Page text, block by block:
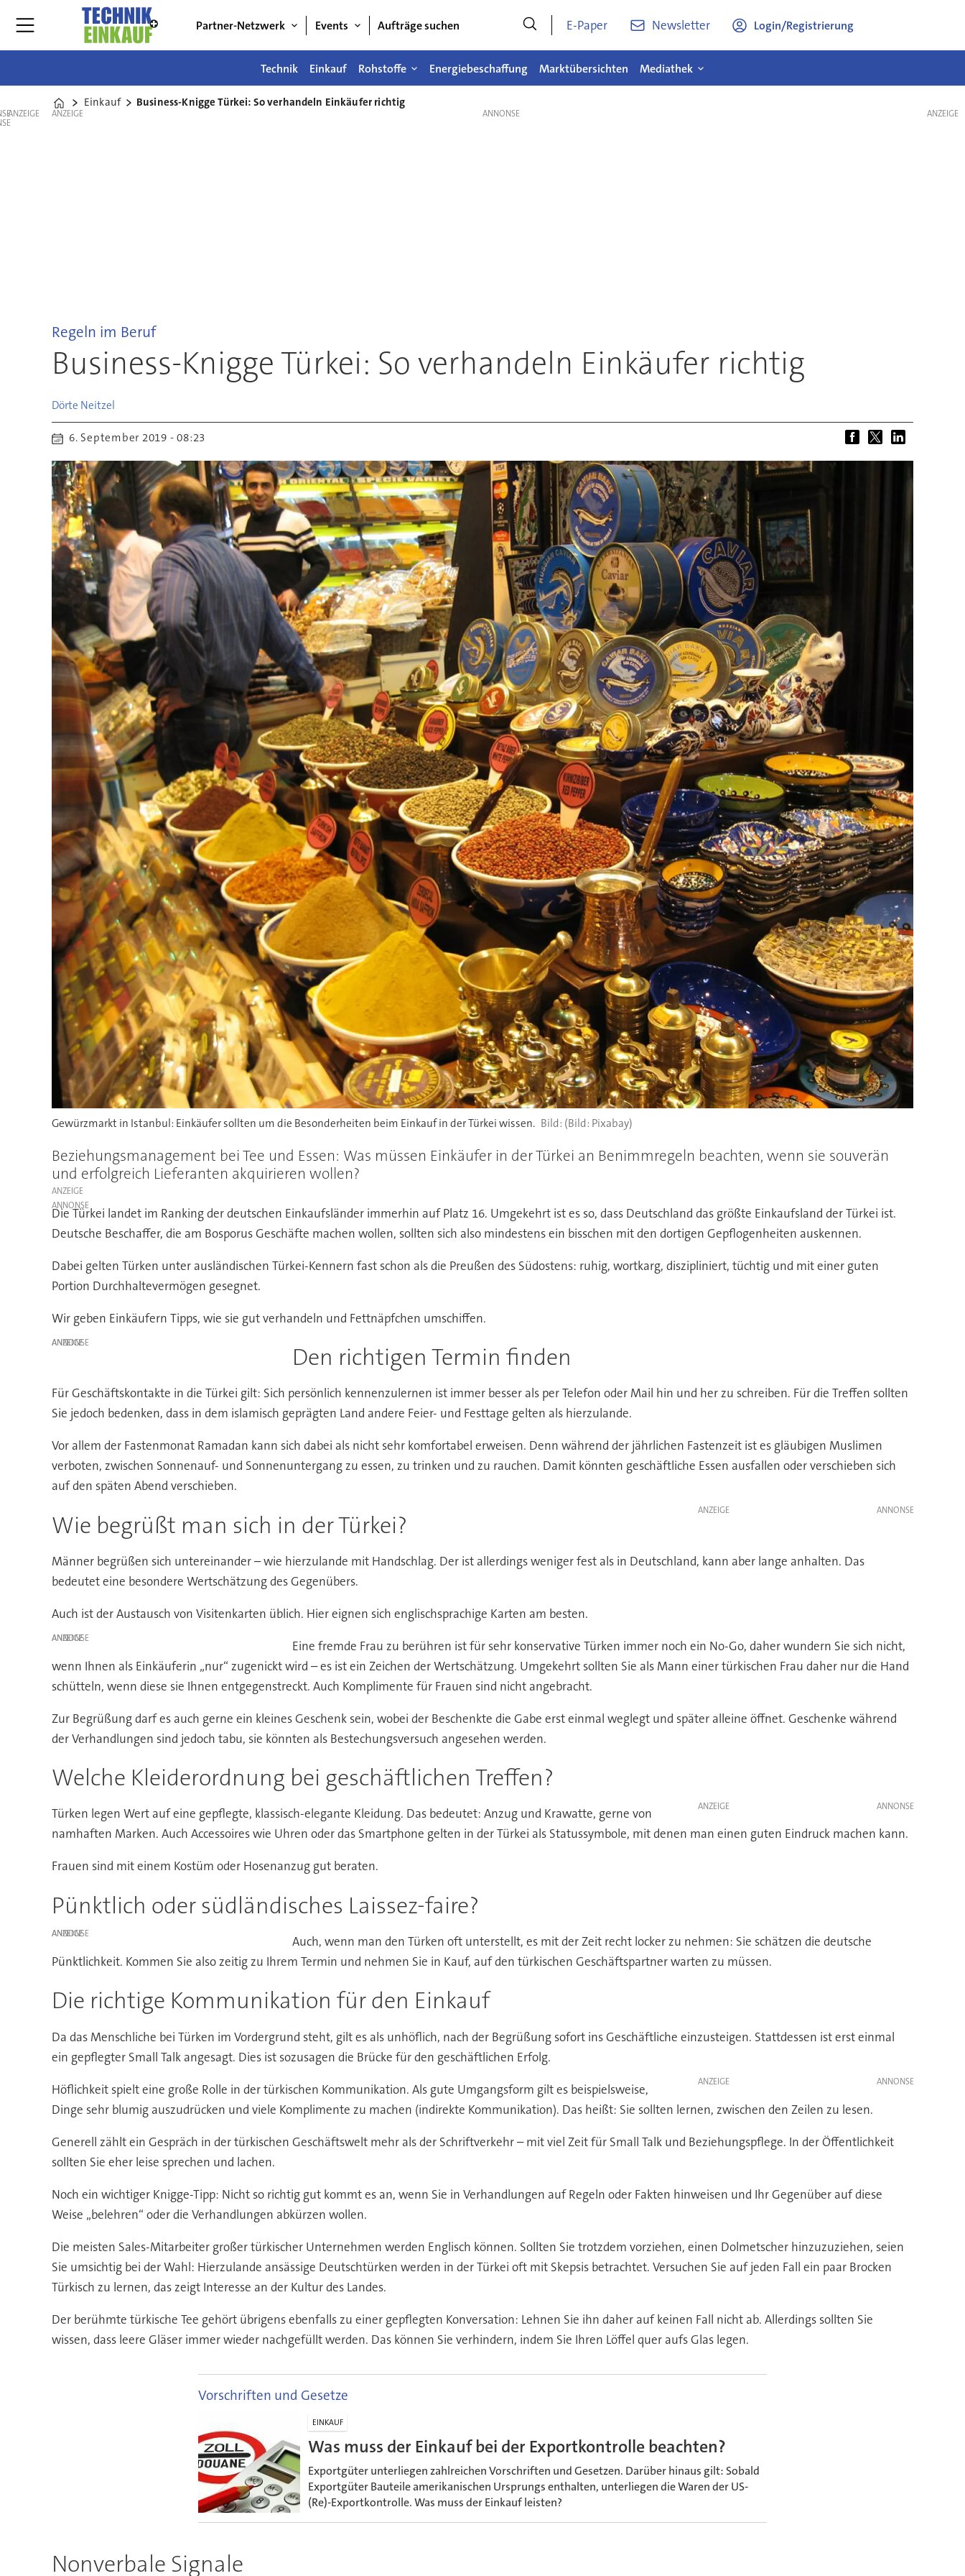
Partner-Netzwerk Events Aufträge suchen E-Paper Newsletter Login/Registrierung
Technik Einkauf Rohstoffe Energiebeschaffung Marktübersichten Mediathek
Home
Einkauf Business-Knigge Türkei: So verhandeln Einkäufer richtig
ANZEIGE ANZEIGE
Regeln im Beruf
Business-Knigge Türkei: So verhandeln Einkäufer richtig
Dörte Neitzel
6. September 2019 - 08:23
Gewürzmarkt in Istanbul: Einkäufer sollten um die Besonderheiten beim Einkauf in der Türkei wissen. (Bild: Pixabay)
Beziehungsmanagement bei Tee und Essen: Was müssen Einkäufer in der Türkei an Benimmregeln beachten, wenn sie souverän
und erfolgreich Lieferanten akquirieren wollen?
ANZEIGE
Die Türkei landet im Ranking der deutschen Einkaufsländer immerhin auf Platz 16. Umgekehrt ist es so, dass Deutschland das größte Einkaufsland der Türkei ist.
Deutsche Beschaffer, die am Bosporus Geschäfte machen wollen, sollten sich also mindestens ein bisschen mit den dortigen Gepflogenheiten auskennen.
Dabei gelten Türken unter ausländischen Türkei-Kennern fast schon als die Preußen des Südostens: ruhig, wortkarg, diszipliniert, tüchtig und mit einer guten
Portion Durchhaltevermögen gesegnet.
Wir geben Einkäufern Tipps, wie sie gut verhandeln und Fettnäpfchen umschiffen.
ANZEIGE Den richtigen Termin finden
Für Geschäftskontakte in die Türkei gilt: Sich persönlich kennenzulernen ist immer besser als per Telefon oder Mail hin und her zu schreiben. Für die Treffen sollten
Sie jedoch bedenken, dass in dem islamisch geprägten Land andere Feier- und Festtage gelten als hierzulande.
Vor allem der Fastenmonat Ramadan kann sich dabei als nicht sehr komfortabel erweisen. Denn während der jährlichen Fastenzeit ist es gläubigen Muslimen
verboten, zwischen Sonnenauf- und Sonnenuntergang zu essen, zu trinken und zu rauchen. Damit könnten geschäftliche Essen ausfallen oder verschieben sich
auf den späten Abend verschieben.
ANZEIGE
Wie begrüßt man sich in der Türkei?
Männer begrüßen sich untereinander – wie hierzulande mit Handschlag. Der ist allerdings weniger fest als in Deutschland, kann aber lange anhalten. Das
bedeutet eine besondere Wertschätzung des Gegenübers.
Auch ist der Austausch von Visitenkarten üblich. Hier eignen sich englischsprachige Karten am besten.
ANZEIGE
Eine fremde Frau zu berühren ist für sehr konservative Türken immer noch ein No-Go, daher wundern Sie sich nicht,
wenn Ihnen als Einkäuferin „nur“ zugenickt wird – es ist ein Zeichen der Wertschätzung. Umgekehrt sollten Sie als Mann einer türkischen Frau daher nur die Hand
schütteln, wenn diese sie Ihnen entgegenstreckt. Auch Komplimente für Frauen sind nicht angebracht.
Zur Begrüßung darf es auch gerne ein kleines Geschenk sein, wobei der Beschenkte die Gabe erst einmal weglegt und später alleine öffnet. Geschenke während
der Verhandlungen sind jedoch tabu, sie könnten als Bestechungsversuch angesehen werden.
Welche Kleiderordnung bei geschäftlichen Treffen?
ANZEIGE
Türken legen Wert auf eine gepflegte, klassisch-elegante Kleidung. Das bedeutet: Anzug und Krawatte, gerne von
namhaften Marken. Auch Accessoires wie Uhren oder das Smartphone gelten in der Türkei als Statussymbole, mit denen man einen guten Eindruck machen kann.
Frauen sind mit einem Kostüm oder Hosenanzug gut beraten.
Pünktlich oder südländisches Laissez-faire?
ANZEIGE
Auch, wenn man den Türken oft unterstellt, es mit der Zeit recht locker zu nehmen: Sie schätzen die deutsche
Pünktlichkeit. Kommen Sie also zeitig zu Ihrem Termin und nehmen Sie in Kauf, auf den türkischen Geschäftspartner warten zu müssen.
Die richtige Kommunikation für den Einkauf
Da das Menschliche bei Türken im Vordergrund steht, gilt es als unhöflich, nach der Begrüßung sofort ins Geschäftliche einzusteigen. Stattdessen ist erst einmal
ein gepflegter Small Talk angesagt. Dies ist sozusagen die Brücke für den geschäftlichen Erfolg.
ANZEIGE
Höflichkeit spielt eine große Rolle in der türkischen Kommunikation. Als gute Umgangsform gilt es beispielsweise,
Dinge sehr blumig auszudrücken und viele Komplimente zu machen (indirekte Kommunikation). Das heißt: Sie sollten lernen, zwischen den Zeilen zu lesen.
Generell zählt ein Gespräch in der türkischen Geschäftswelt mehr als der Schriftverkehr – mit viel Zeit für Small Talk und Beziehungspflege. In der Öffentlichkeit
sollten Sie eher leise sprechen und lachen.
Noch ein wichtiger Knigge-Tipp: Nicht so richtig gut kommt es an, wenn Sie in Verhandlungen auf Regeln oder Fakten hinweisen und Ihr Gegenüber auf diese
Weise „belehren“ oder die Verhandlungen abkürzen wollen.
Die meisten Sales-Mitarbeiter großer türkischer Unternehmen werden Englisch können. Sollten Sie trotzdem vorziehen, einen Dolmetscher hinzuzuziehen, seien
Sie umsichtig bei der Wahl: Hierzulande ansässige Deutschtürken werden in der Türkei oft mit Skepsis betrachtet. Versuchen Sie auf jeden Fall ein paar Brocken
Türkisch zu lernen, das zeigt Interesse an der Kultur des Landes.
Der berühmte türkische Tee gehört übrigens ebenfalls zu einer gepflegten Konversation: Lehnen Sie ihn daher auf keinen Fall nicht ab. Allerdings sollten Sie
wissen, dass leere Gläser immer wieder nachgefüllt werden. Das können Sie verhindern, indem Sie Ihren Löffel quer aufs Glas legen.
Vorschriften und Gesetze
EINKAUF
Was muss der Einkauf bei der Exportkontrolle beachten?
Exportgüter unterliegen zahlreichen Vorschriften und Gesetzen. Darüber hinaus gilt: Sobald
Exportgüter Bauteile amerikanischen Ursprungs enthalten, unterliegen die Waren der US-
(Re)-Exportkontrolle. Was muss der Einkauf leisten?
Nonverbale Signale
ANZEIGE